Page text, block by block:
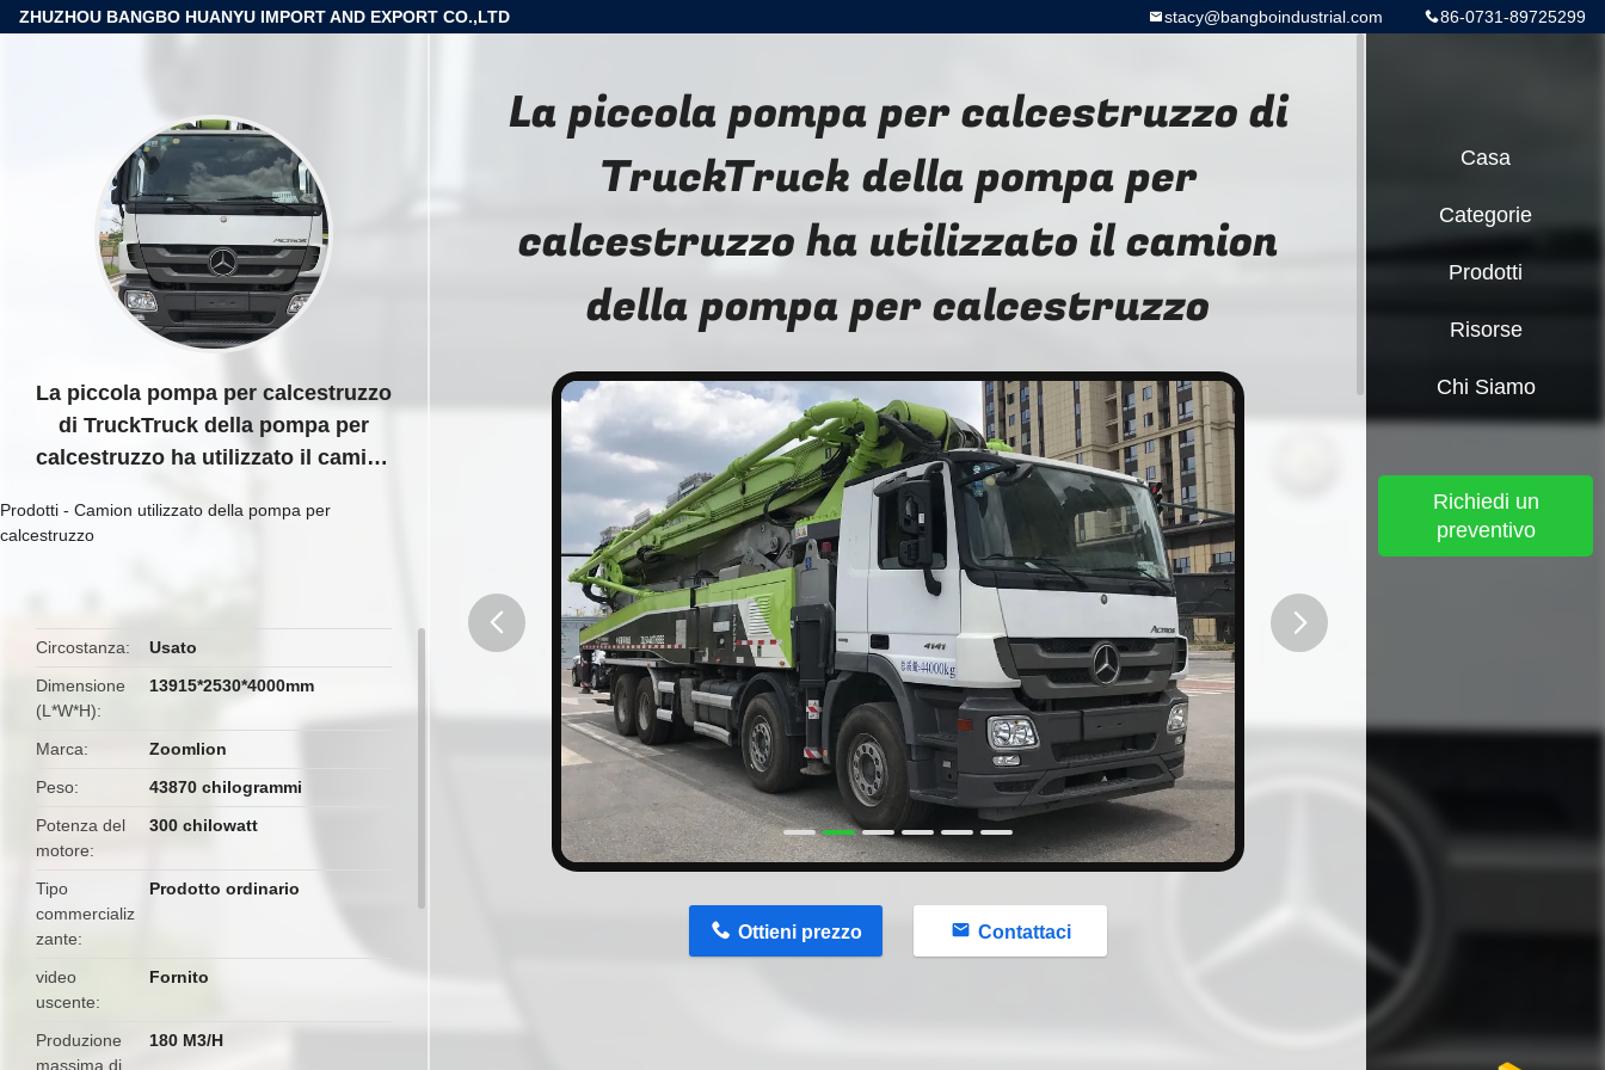
ZHUZHOU BANGBO HUANYU IMPORT AND EXPORT CO.,LTD 86-0731-89725299
stacy@bangboindustrial.com
La piccola pompa per calcestruzzo
di TruckTruck della pompa per
calcestruzzo ha utilizzato il camion
Prodotti - Camion utilizzato della pompa per
calcestruzzo
Circostanza
Usato
Dimensione
(L*W*H)
13915*2530*4000mm
Marca
Zoomlion
Peso
43870 chilogrammi
Potenza del
motore
300 chilowatt
Tipo
commercializ
zante
Prodotto ordinario
video
uscente
Fornito
Produzione
massima di
180 M3/H
La piccola pompa per calcestruzzo di
TruckTruck della pompa per
calcestruzzo ha utilizzato il camion
della pompa per calcestruzzo
Ottieni prezzo Contattaci
Casa
Categorie
Prodotti
Risorse
Chi Siamo
Richiedi un
preventivo